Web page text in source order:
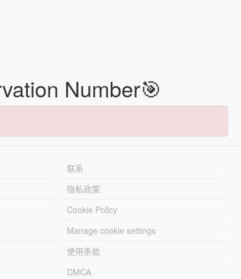
Number🎯
联系
隐私政策
Cookie Policy
Manage cookie settings
使用条款
DMCA